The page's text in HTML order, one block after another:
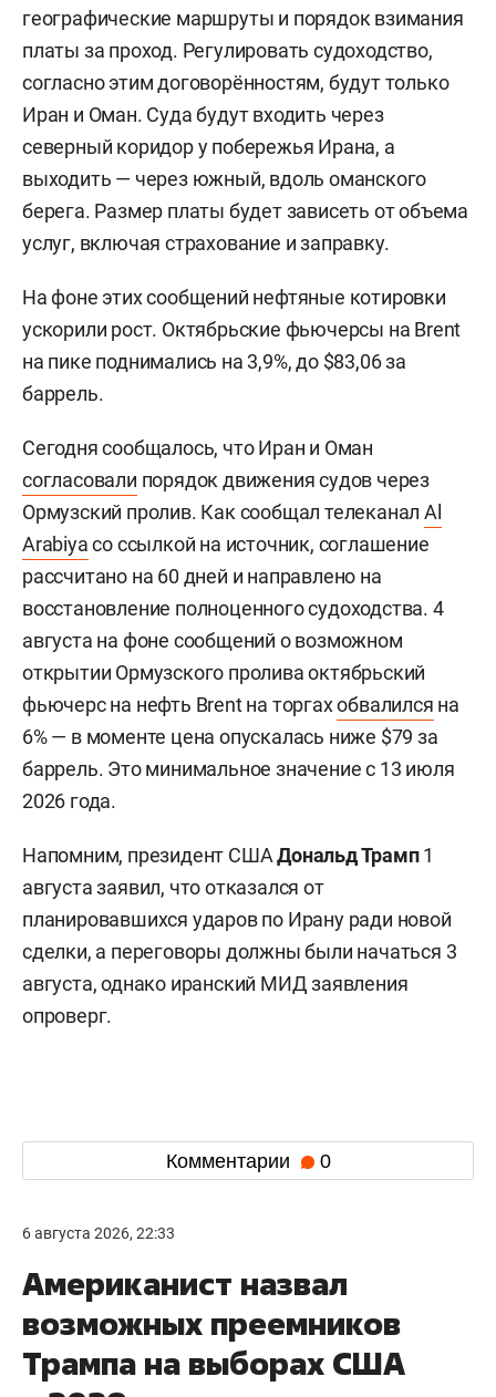
географические маршруты и порядок взимания
платы за проход. Регулировать судоходство,
согласно этим договорённостям, будут только
Иран и Оман. Суда будут входить через
северный коридор у побережья Ирана, а
выходить — через южный, вдоль оманского
берега. Размер платы будет зависеть от объема
услуг, включая страхование и заправку.
На фоне этих сообщений нефтяные котировки
ускорили рост. Октябрьские фьючерсы на Brent
на пике поднимались на 3,9%, до $83,06 за
баррель.
Сегодня сообщалось, что Иран и Оман
согласовали порядок движения судов через
Ормузский пролив. Как сообщал телеканал Al
Arabiyaсо ссылкой на источник, соглашение
рассчитано на 60 дней и направлено на
восстановление полноценного судоходства. 4
августа на фоне сообщений о возможном
открытии Ормузского пролива октябрьский
фьючерс на нефть Brent на торгахобвалился на
6% — в моменте цена опускалась ниже $79 за
баррель. Это минимальное значение с 13 июля
2026 года.
Напомним, президент СШАДональд Трамп1
августа заявил, что отказался от
планировавшихся ударов по Ирану ради новой
сделки, а переговоры должны были начаться 3
августа, однако иранский МИД заявления
опроверг.
Комментарии 0
6 августа 2026, 22:33
Американист назвал
возможных преемников
Трампа на выборах США